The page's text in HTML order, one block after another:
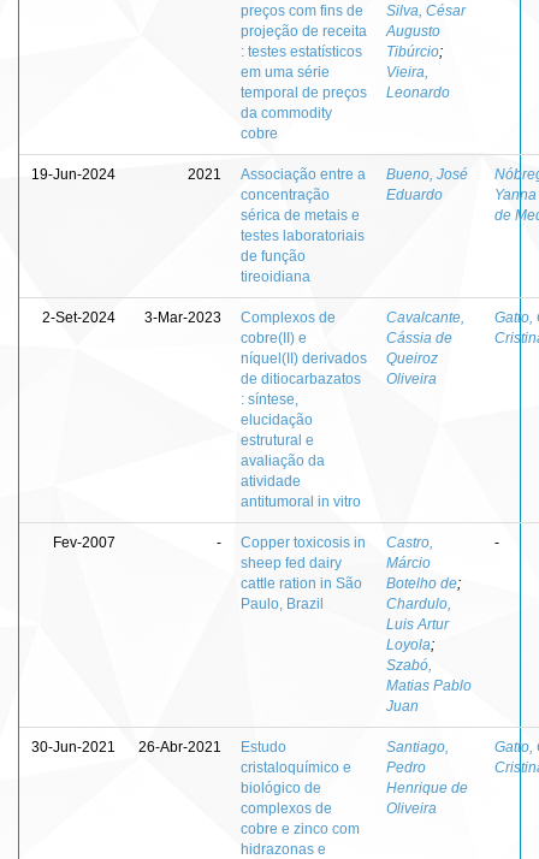
preços com fins de
projeção de receita
: testes estatísticos
em uma série
temporal de preços
da commodity
cobre
Silva, César
Augusto
Tibúrcio;
Vieira,
Leonardo
19-Jun-2024 2021
Associação entre a
concentração
sérica de metais e
testes laboratoriais
de função
tireoidiana
Bueno, José
Eduardo
de
2-Set-2024 3-Mar-2023
Complexos de
cobre(II) e
níquel(II) derivados
de ditiocarbazatos
: síntese,
elucidação
estrutural e
avaliação da
atividade
antitumoral in vitro
Cavalcante,
Cássia de
Queiroz
Oliveira
Gatto,
Fev-2007 -
Copper toxicosis in
sheep fed dairy
cattle ration in São
Paulo, Brazil
Castro,
Márcio
Botelho de;
Chardulo,
Luis Artur
Loyola;
Szabó,
Matias Pablo
Juan
-
30-Jun-2021 26-Abr-2021
Estudo
cristaloquímico e
biológico de
complexos de
cobre e zinco com
hidrazonas e
Santiago,
Pedro
Henrique de
Oliveira
Gatto,